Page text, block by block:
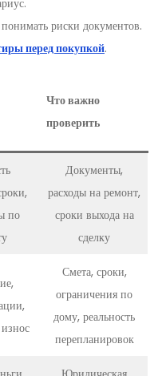
риски документов.
перед покупкой.
Что важно
проверить
по
Документы,
расходы на ремонт,
сроки выхода на
сделку
Смета, сроки,
ограничения по
дому, реальность
перепланировок